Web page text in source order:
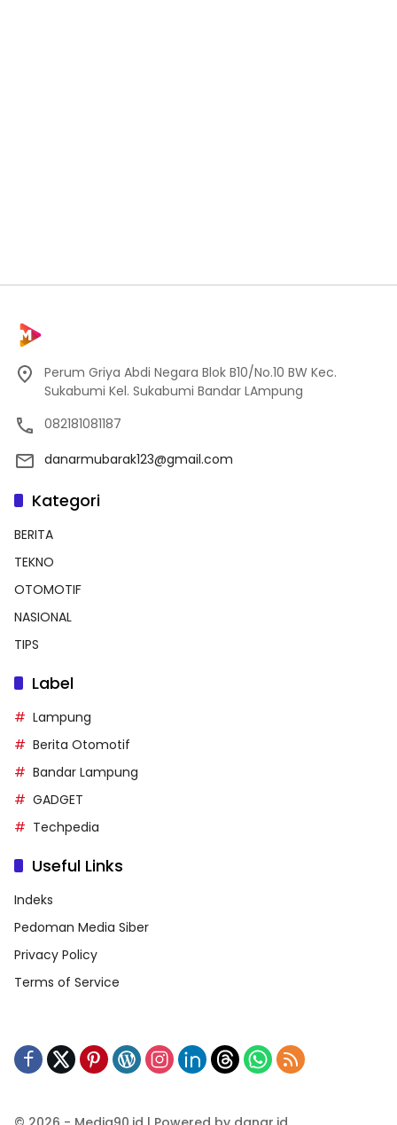
Perum Griya Abdi Negara Blok B10/No.10 BW Kec.
Sukabumi Kel. Sukabumi Bandar LAmpung
082181081187
danarmubarak123@gmail.com
Kategori
BERITA
TEKNO
OTOMOTIF
NASIONAL
TIPS
Label
Lampung
Berita Otomotif
Bandar Lampung
GADGET
Techpedia
Useful Links
Indeks
Pedoman Media Siber
Privacy Policy
Terms of Service